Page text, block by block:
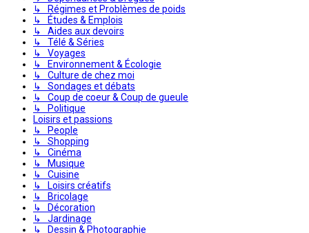
↳ Régimes et Problèmes de poids
↳ Études & Emplois
↳ Aides aux devoirs
↳ Télé & Séries
↳ Voyages
↳ Environnement & Écologie
↳ Culture de chez moi
↳ Sondages et débats
↳ Coup de coeur & Coup de gueule
↳ Politique
Loisirs et passions
↳ People
↳ Shopping
↳ Cinéma
↳ Musique
↳ Cuisine
↳ Loisirs créatifs
↳ Bricolage
↳ Décoration
↳ Jardinage
↳ Dessin & Photographie